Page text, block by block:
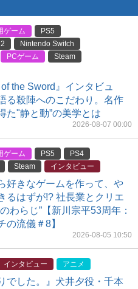
ゲーム
PS5
Nintendo Switch
PCゲーム
Steam
of the Sword』インタビュ
る殺陣へのこだわり。名作
た"静と動”の美学とは
2026-08-07 00:00
ゲーム PS5
PS4
Steam インタビュー
好きなゲームを作って、や
るはずが!? 社長業とクリエ
わらじ”【新川宗平53周年：
の流儀＃8】
2026-08-05 10:50
インタビュー アニメ
でした。』犬井夕役・千本